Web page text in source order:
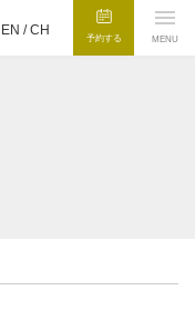
EN /CH
予約する MENU